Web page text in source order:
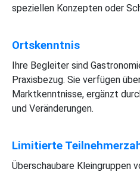
speziellen Konzepten oder
Ortskenntnis
Ihre Begleiter sind
Praxisbezug. Sie verfügen
Marktkenntnisse, ergänzt
und Veränderungen.
Limitierte
Überschaubare Kleingruppen